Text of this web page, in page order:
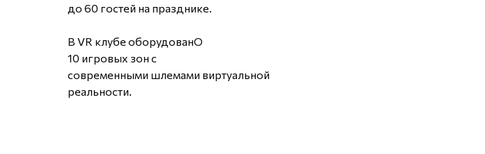
до 60 гостей на празднике.
В VR клубе оборудованО
10 игровых зон с
современными шлемами виртуальной
реальности.